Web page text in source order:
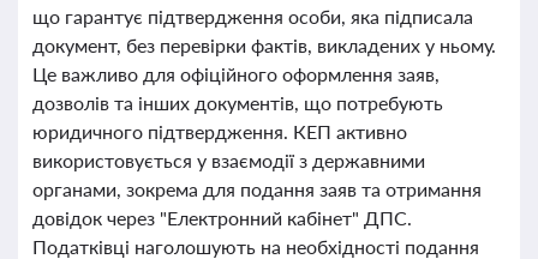
що гарантує підтвердження особи, яка підписала
документ, без перевірки фактів, викладених у ньому.
Це важливо для офіційного оформлення заяв,
дозволів та інших документів, що потребують
юридичного підтвердження. КЕП активно
використовується у взаємодії з державними
органами, зокрема для подання заяв та отримання
довідок через "Електронний кабінет" ДПС.
Податківці наголошують на необхідності подання